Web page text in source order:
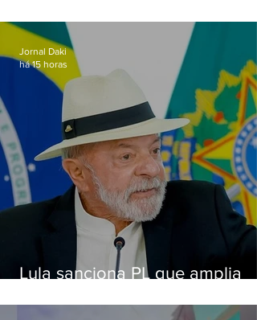
Lula sanciona PL que amplia
crianças
Jornal Daki
há 15 horas